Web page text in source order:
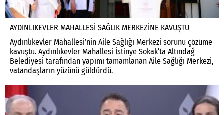
AYDINLIKEVLER MAHALLESİ SAĞLIK MERKEZİNE KAVUŞTU
Aydınlıkevler Mahallesi’nin Aile Sağlığı Merkezi sorunu çözüme
kavuştu. Aydınlıkevler Mahallesi İstinye Sokak’ta Altındağ
Belediyesi tarafından yapımı tamamlanan Aile Sağlığı Merkezi,
vatandaşların yüzünü güldürdü.